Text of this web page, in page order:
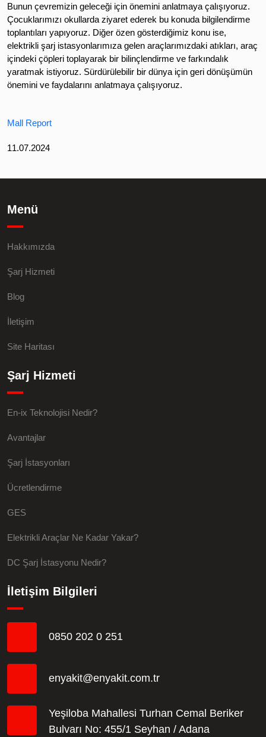
Bunun çevremizin geleceği için önemini anlatmaya çalışıyoruz.
Çocuklarımızı okullarda ziyaret ederek bu konuda bilgilendirme
toplantıları yapıyoruz. Diğer özen gösterdiğimiz konu ise,
elektrikli şarj istasyonlarımıza gelen araçlarımızdaki atıkları, araç
içindeki çöpleri toplayarak bir bilinçlendirme ve farkındalık
yaratmak istiyoruz. Sürdürülebilir bir dünya için geri dönüşümün
önemini ve faydalarını anlatmaya çalışıyoruz.
Mall Report
11.07.2024
Menü
Hakkımızda
Şarj Hizmeti
Blog
İletişim
Site Haritası
Şarj Hizmeti
En-ix Teknolojisi Nedir?
Avantajlar
Şarj İstasyonları
Ücretlendirme
GES
Elektrikli Araçlar Ne Kadar Yakar?
DC Şarj İstasyonu Nedir?
İletişim Bilgileri
0850 202 0 251
enyakit@enyakit.com.tr
Yeşiloba Mahallesi Turhan Cemal Beriker
Bulvarı No: 455/1 Seyhan / Adana